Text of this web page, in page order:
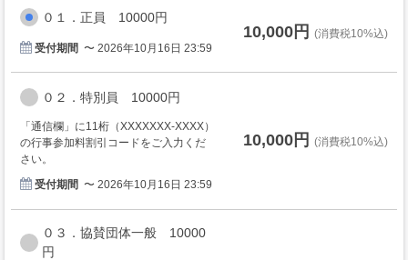
０１．正員 10000円
受付期間 〜 2026年10月16日 23:59
10,000円 (消費税10%込)
０２．特別員 10000円
「通信欄」に11桁（XXXXXXX-XXXX）
の行事参加料割引コードをご入力くだ
さい。
受付期間 〜 2026年10月16日 23:59
10,000円 (消費税10%込)
０３．協賛団体一般 10000
円